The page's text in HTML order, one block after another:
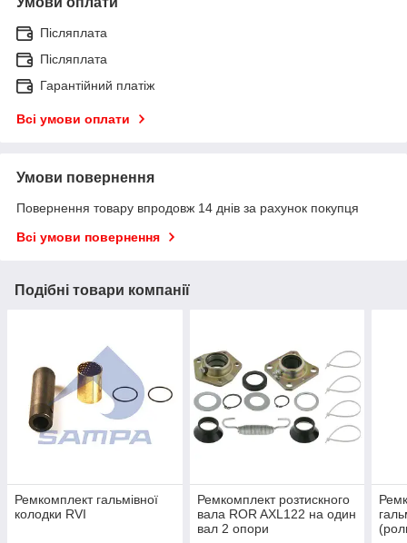
Післяплата
Післяплата
Гарантійний платіж
Всі умови оплати
Умови повернення
Повернення товару впродовж 14 днів за рахунок покупця
Всі умови повернення
Подібні товари компанії
Ремкомплект гальмівної
колодки RVI
Ремкомплект розтискного
вала ROR AXL122 на один
вал 2 опори